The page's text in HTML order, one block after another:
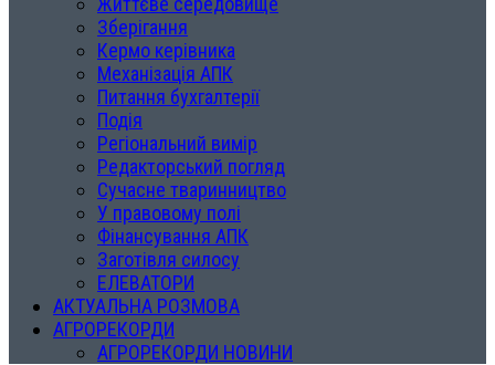
Зберігання
Кермо керівника
Механізація АПК
Питання бухгалтерії
Подія
Регіональний вимір
Редакторський погляд
Сучасне тваринництво
У правовому полі
Фінансування АПК
Заготівля силосу
ЕЛЕВАТОРИ
АКТУАЛЬНА РОЗМОВА
АГРОРЕКОРДИ
АГРОРЕКОРДИ НОВИНИ